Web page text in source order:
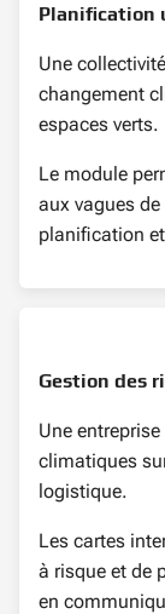
Planification
Une
changement
espaces verts.
Le module
aux vagues
planification
Gestion des
Une
climatiques
logistique.
Les cartes
à risque et de
en